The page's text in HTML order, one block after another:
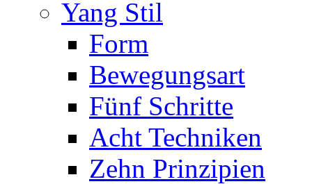
Yang Stil
Form
Bewegungsart
Fünf Schritte
Acht Techniken
Zehn Prinzipien